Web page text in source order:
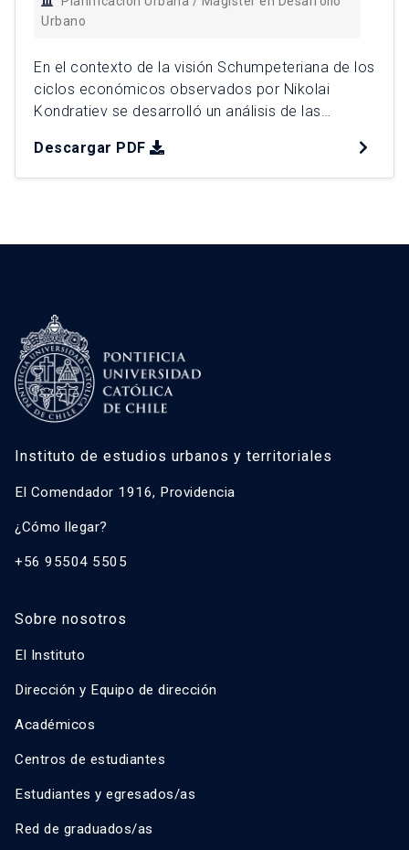
Urbano
En el contexto de la visión Schumpeteriana de los
ciclos económicos observados por Nikolai
Kondratiev se desarrolló un análisis de las
implementación de la electromovilidad y se
estudió el proceso de implementación en
Descargar PDF
Instituto de estudios urbanos y territoriales
El Comendador 1916, Providencia
¿Cómo llegar?
+56 95504 5505
Sobre nosotros
El Instituto
Dirección y Equipo de dirección
Académicos
Centros de estudiantes
Estudiantes y egresados/as
Red de graduados/as